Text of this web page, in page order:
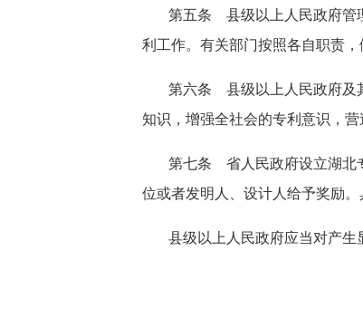
第五条 县级以上人民政府管
利工作。有关部门按照各自职责，
第六条 县级以上人民政府及
知识，增强全社会的专利意识，
第七条 省人民政府设立湖北
位或者发明人、设计人给予奖励。
县级以上人民政府应当对产生